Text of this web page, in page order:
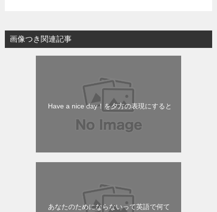
画像つき関連記事
Have a nice day！を夕方の表現にすると
あなたのためにならないって英語で何て